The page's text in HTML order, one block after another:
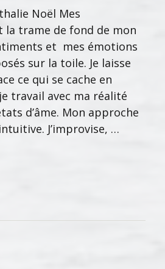
Noël Mes
la trame de fond de mon
et mes émotions
sur la toile. Je laisse
ce qui se cache en
travail avec ma réalité
d’âme. Mon approche
J’improvise, …